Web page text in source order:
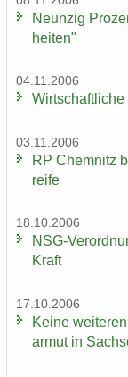
Neun­zig
hei­ten"
04.11.2006
03.11.2006
RP Chem­nitz
rei­fe
18.10.2006
NSG-​
Kraft
17.10.2006
Keine
ar­mut in